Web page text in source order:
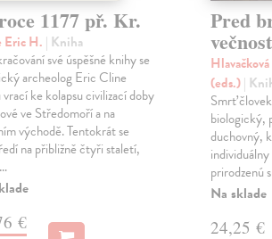
1177 př. Kr.
Eric H. | Kniha
své úspěšné knihy se
archeolog Eric Cline
vrací ke kolapsu civilizací doby
ve Středomoří a na
východě. Tentokrát se
na přibližně čtyři staletí,
€
Pred
(eds.)|
Smrť
biologický,
duchovný,
prirodzenú
Na sklade
24,25 €